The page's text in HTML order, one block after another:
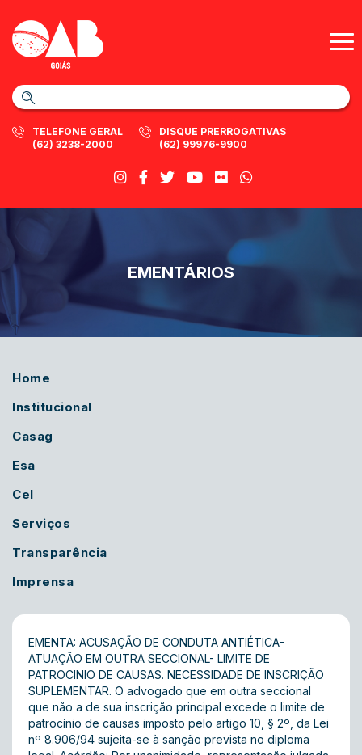
TELEFONE GERAL
(62) 3238-2000
DISQUE PRERROGATIVAS
(62) 99976-9900
EMENTÁRIOS
Home
Institucional
Casag
Esa
Cel
Serviços
Transparência
Imprensa
EMENTA: ACUSAÇÃO DE CONDUTA ANTIÉTICA-
ATUAÇÃO EM OUTRA SECCIONAL- LIMITE DE
PATROCINIO DE CAUSAS. NECESSIDADE DE INSCRIÇÃO
SUPLEMENTAR. O advogado que em outra seccional
que não a de sua inscrição principal excede o limite de
patrocínio de causas imposto pelo artigo 10, § 2º, da Lei
nº 8.906/94 sujeita-se à sanção prevista no diploma